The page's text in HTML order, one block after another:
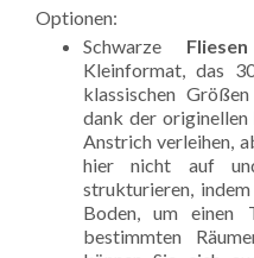
Optionen:
Schwarze
Kleinformat, das
klassischen
dank der originellen
Anstrich verleihen,
hier nicht auf
strukturieren,
Boden, um einen
bestimmten